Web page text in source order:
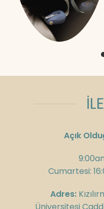
Açık
Cumartesi:
Adres: